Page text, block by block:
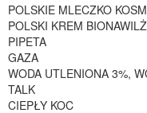
POLSKIE MLECZKO
POLSKI KREM
PIPETA
GAZA
WODA UTLENIONA 3%,
TALK
CIEPŁY KOC